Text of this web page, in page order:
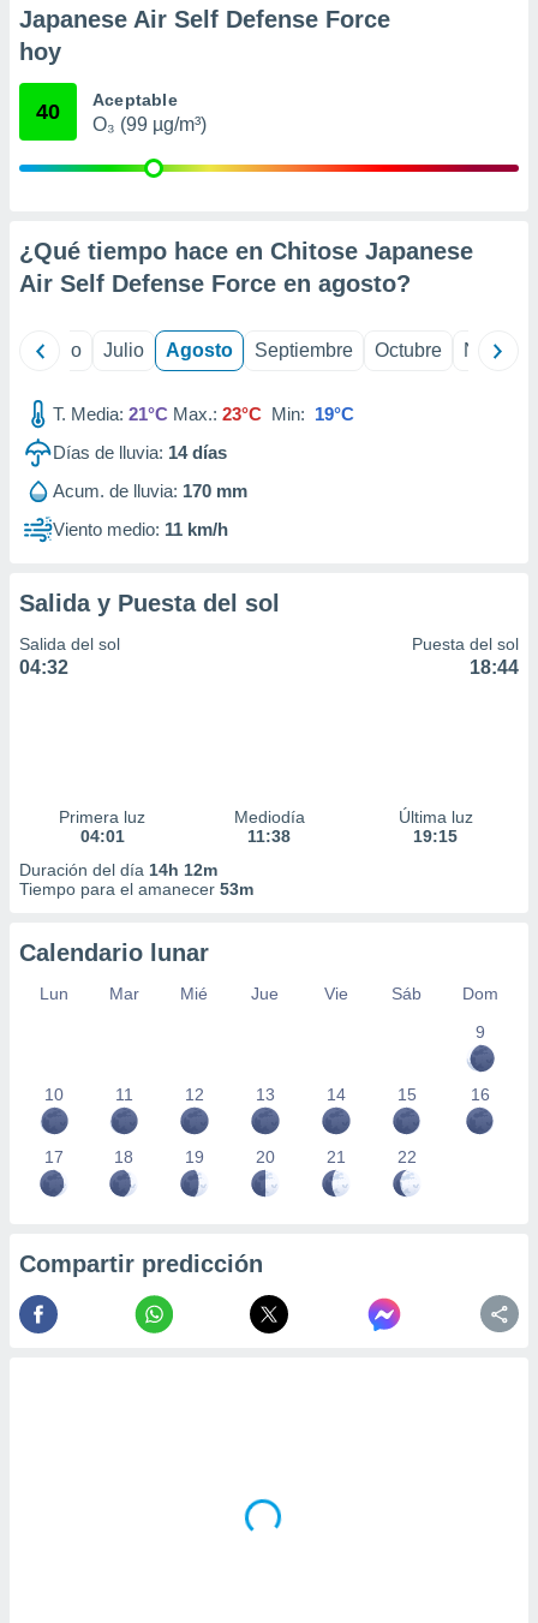
e
publicidad
publicidad
de
Japanese Air Self Defense Force
hoy
40 Aceptable
O₃ (99 µg/m³)
¿Qué tiempo hace en Chitose Japanese
Air Self Defense Force en agosto?
Junio Julio Agosto Septiembre Octubre
T. Media: 21°C Max.: 23°C Min: 19°C
Días de lluvia: 14días
Acum. de lluvia: 170 mm
Viento medio: 11 km/h
Salida y Puesta del sol
Salida del sol
04:32
Puesta del sol
18:44
Primera luz
04:01
Mediodía
11:38
Última luz
19:15
Duración del día 14h 12m
Tiempo para el amanecer 53m
Calendario lunar
Lun Mar Mié Jue Vie Sáb
Dom
9
10 11 12 13 14 15 16
17 18 19 20 21 22
Compartir predicción